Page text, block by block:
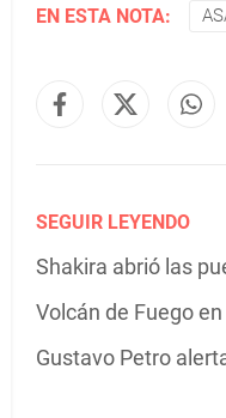
EN ESTA NOTA:
SEGUIR LEYENDO
Shakira abrió las
Volcán de Fuego
Gustavo Petro